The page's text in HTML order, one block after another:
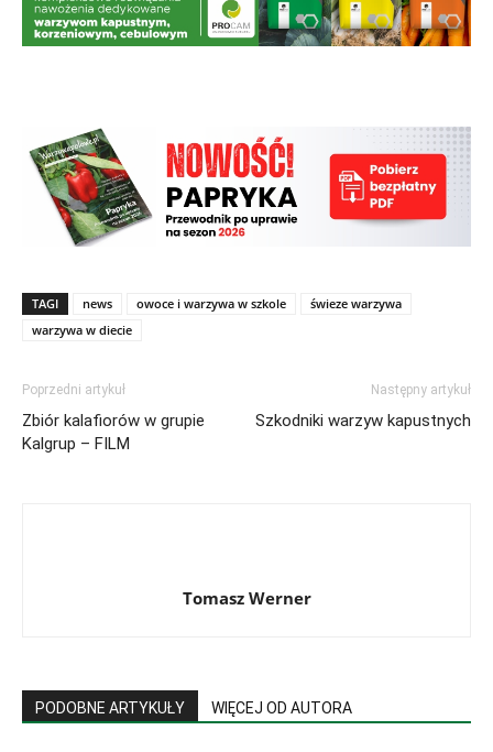
TAGI news owoce i warzywa w szkole
świeze warzywa
warzywa w diecie
Poprzedni artykuł
Zbiór kalafiorów w grupie
Kalgrup – FILM
Następny artykuł
Szkodniki warzyw kapustnych
Tomasz Werner
PODOBNE ARTYKUŁY WIĘCEJ OD AUTORA